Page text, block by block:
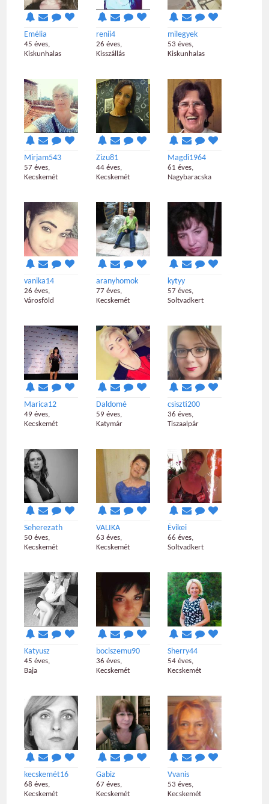
Emélia
45 éves,
Kiskunhalas
renii4
26 éves,
Kisszállás
milegyek
53 éves,
Kiskunhalas
Mirjam543
57 éves,
Kecskemét
Zizu81
44 éves,
Kecskemét
Magdi1964
61 éves,
Nagybaracska
vanika14
26 éves,
Városföld
aranyhomok
77 éves,
Kecskemét
kytyy
57 éves,
Soltvadkert
Marica12
49 éves,
Kecskemét
Daldomé
59 éves,
Katymár
csiszti200
36 éves,
Tiszaalpár
Seherezath
50 éves,
Kecskemét
VALIKA
63 éves,
Kecskemét
Évikei
66 éves,
Soltvadkert
Katyusz
45 éves,
Baja
bociszemu90
36 éves,
Kecskemét
Sherry44
54 éves,
Kecskemét
kecskemét16
68 éves,
Kecskemét
Gabiz
67 éves,
Kecskemét
Vvanis
53 éves,
Kecskemét